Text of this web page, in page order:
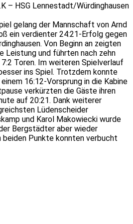
– HSG Lennestadt/Würdinghausen
gelang der Mannschaft von Arnd
ein verdienter 24:21-Erfolg gegen
Von Beginn an zeigten
Leistung und führten nach zehn
Toren. Im weiteren Spielverlauf
ins Spiel. Trotzdem konnte
16:12-Vorsprung in die Kabine
verkürzten die Gäste ihren
auf 20:21. Dank weiterer
Lüdenscheider
und Karol Makowiecki wurde
Bergstädter aber wieder
Punkte konnten verbucht